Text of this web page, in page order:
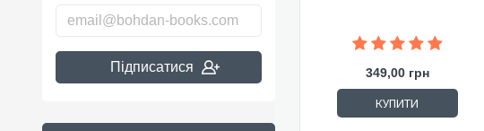
Підписатися 349,00 грн
КУПИТИ